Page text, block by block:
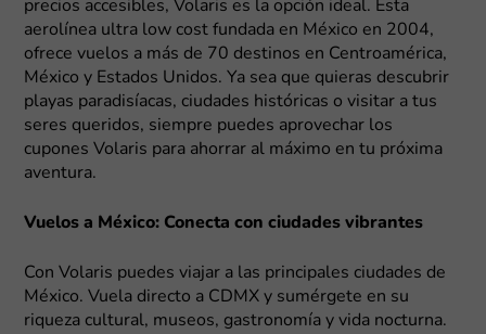
precios accesibles, Volaris es la opción ideal. Esta
aerolínea ultra low cost fundada en México en 2004,
ofrece vuelos a más de 70 destinos en Centroamérica,
México y Estados Unidos. Ya sea que quieras descubrir
playas paradisíacas, ciudades históricas o visitar a tus
seres queridos, siempre puedes aprovechar los
cupones Volaris para ahorrar al máximo en tu próxima
aventura.
Vuelos a México: Conecta con ciudades vibrantes
Con Volaris puedes viajar a las principales ciudades de
México. Vuela directo a CDMX y sumérgete en su
riqueza cultural, museos, gastronomía y vida nocturna.